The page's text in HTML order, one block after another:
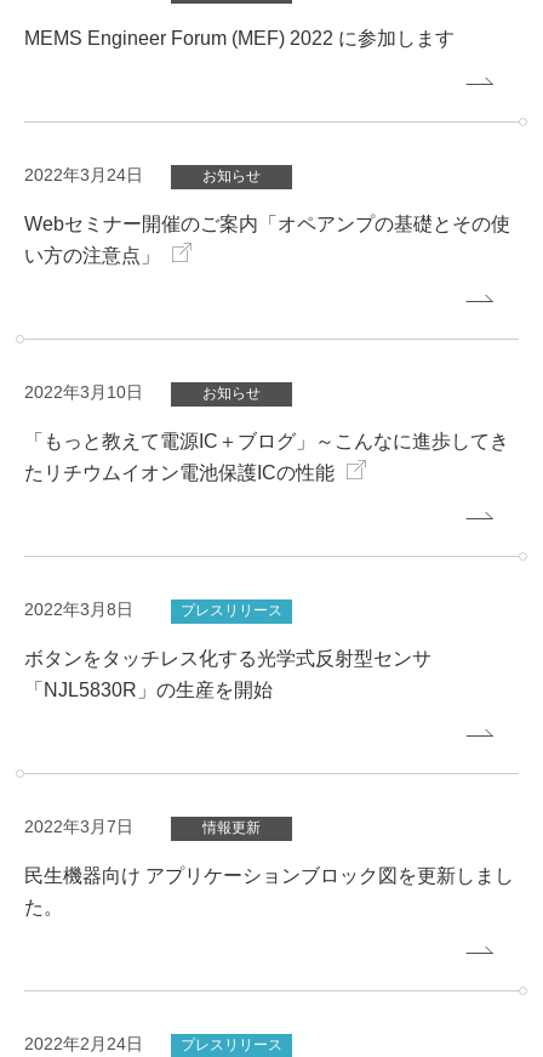
MEMS Engineer Forum (MEF) 2022 に参加します
2022年3月24日 お知らせ
Webセミナー開催のご案内「オペアンプの基礎とその使
い方の注意点」
2022年3月10日 お知らせ
「もっと教えて電源IC＋ブログ」～こんなに進歩してき
たリチウムイオン電池保護ICの性能
2022年3月8日 プレスリリース
ボタンをタッチレス化する光学式反射型センサ
「NJL5830R」の生産を開始
2022年3月7日 情報更新
民生機器向け アプリケーションブロック図を更新しまし
た。
2022年2月24日 プレスリリース